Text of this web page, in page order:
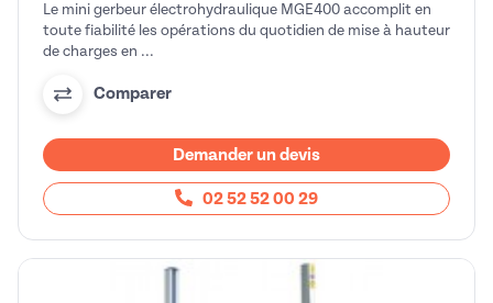
Le mini gerbeur électrohydraulique MGE400 accomplit en
toute fiabilité les opérations du quotidien de mise à hauteur
de charges en ...
Comparer
Demander un devis
02 52 52 00 29